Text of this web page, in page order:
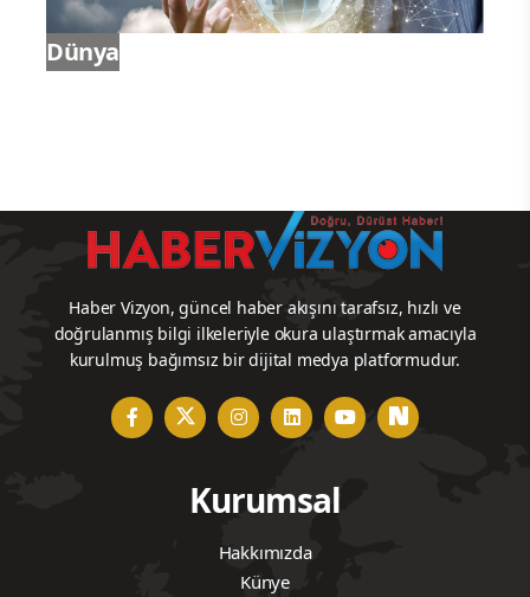
Dünya
Haber Vizyon, güncel haber akışını tarafsız, hızlı ve
doğrulanmış bilgi ilkeleriyle okura ulaştırmak amacıyla
kurulmuş bağımsız bir dijital medya platformudur.
Kurumsal
Hakkımızda
Künye